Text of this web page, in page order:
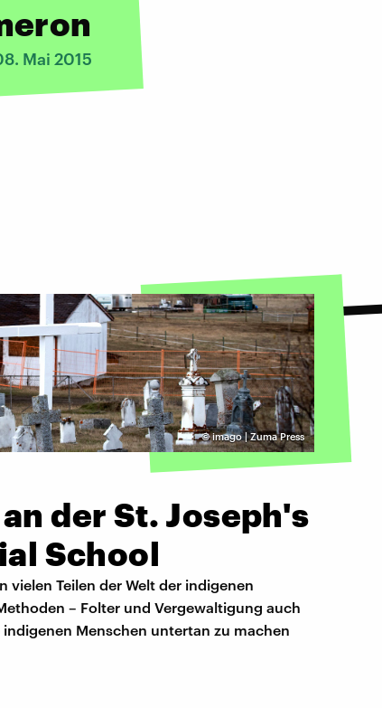
Mai 2015
©imago | Zuma Press
der St. Joseph's
School
vielen Teilen der Welt der indigenen
– Folter und Vergewaltigung auch
Menschen untertan zu machen